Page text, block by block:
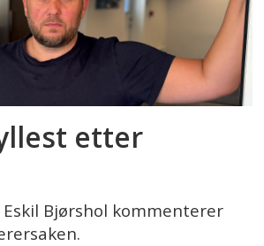
etter
Bjørshol kommenterer